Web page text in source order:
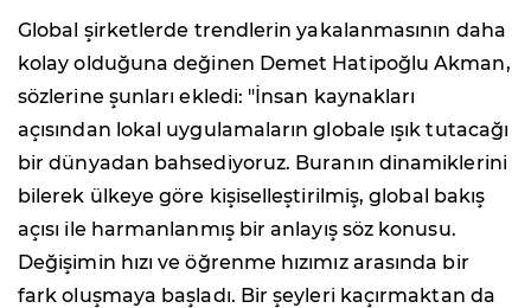
Global şirketlerde trendlerin yakalanmasının daha
kolay olduğuna değinen Demet Hatipoğlu Akman,
sözlerine şunları ekledi: "İnsan kaynakları
açısından lokal uygulamaların globale ışık tutacağı
bir dünyadan bahsediyoruz. Buranın dinamiklerini
bilerek ülkeye göre kişiselleştirilmiş, global bakış
açısı ile harmanlanmış bir anlayış söz konusu.
Değişimin hızı ve öğrenme hızımız arasında bir
fark oluşmaya başladı. Bir şeyleri kaçırmaktan da